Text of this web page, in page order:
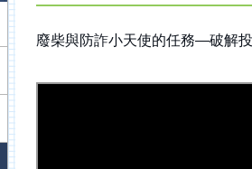
廢柴與防詐小天使的任務—破解投